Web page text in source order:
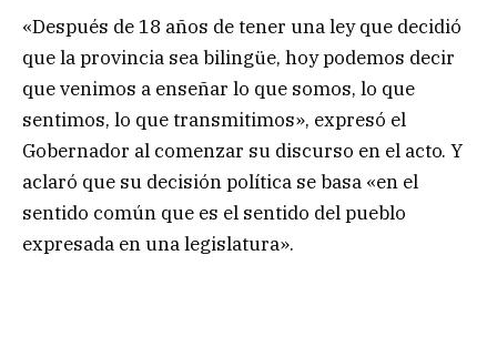
«Después de 18 años de tener una ley que decidió
que la provincia sea bilingüe, hoy podemos decir
que venimos a enseñar lo que somos, lo que
sentimos, lo que transmitimos», expresó el
Gobernador al comenzar su discurso en el acto. Y
aclaró que su decisión política se basa «en el
sentido común que es el sentido del pueblo
expresada en una legislatura».